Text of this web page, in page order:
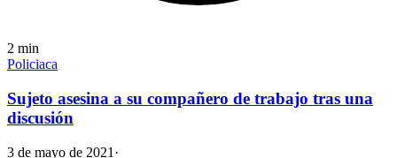
2 min
Policiaca
Sujeto asesina a su compañero de trabajo tras una
discusión
3 de mayo de 2021 ·